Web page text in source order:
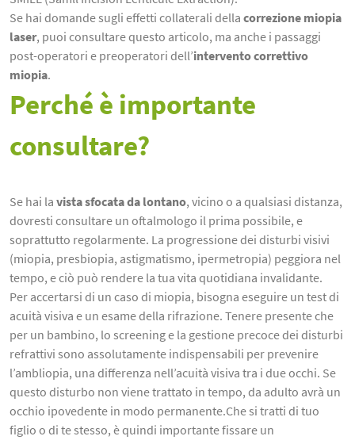
Se hai domande sugli effetti collaterali della correzione miopia
laser, puoi consultare questo articolo, ma anche i passaggi
post-operatori e preoperatori dell’intervento correttivo
miopia.
Perché è importante
consultare?
Se hai la vista sfocata da lontano, vicino o a qualsiasi distanza,
dovresti consultare un oftalmologo il prima possibile, e
soprattutto regolarmente. La progressione dei disturbi visivi
(miopia, presbiopia, astigmatismo, ipermetropia) peggiora nel
tempo, e ciò può rendere la tua vita quotidiana invalidante.
Per accertarsi di un caso di miopia, bisogna eseguire un test di
acuità visiva e un esame della rifrazione. Tenere presente che
per un bambino, lo screening e la gestione precoce dei disturbi
refrattivi sono assolutamente indispensabili per prevenire
l’ambliopia, una differenza nell’acuità visiva tra i due occhi. Se
questo disturbo non viene trattato in tempo, da adulto avrà un
occhio ipovedente in modo permanente.Che si tratti di tuo
figlio o di te stesso, è quindi importante fissare un